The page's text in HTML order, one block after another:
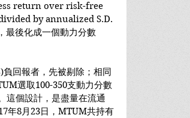
return over risk-free
by annualized S.D.
後化成一個動力分數
回報者，先被剔除；相同
選取100-350支動力分數
這個設計，是盡量在流通
年8月23日，MTUM共持有